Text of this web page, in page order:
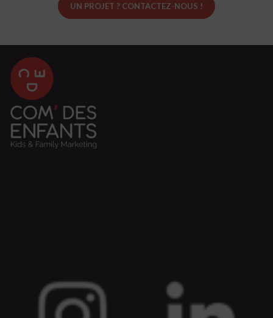
UN PROJET ? CONTACTEZ-NOUS !